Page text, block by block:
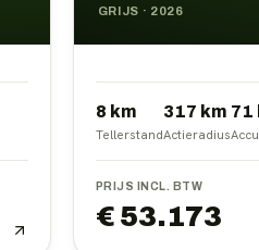
GRIJS · 2026
8 km
Tellerstand
317 km
Actieradius
71
Accu
PRIJS INCL. BTW
€ 53.173